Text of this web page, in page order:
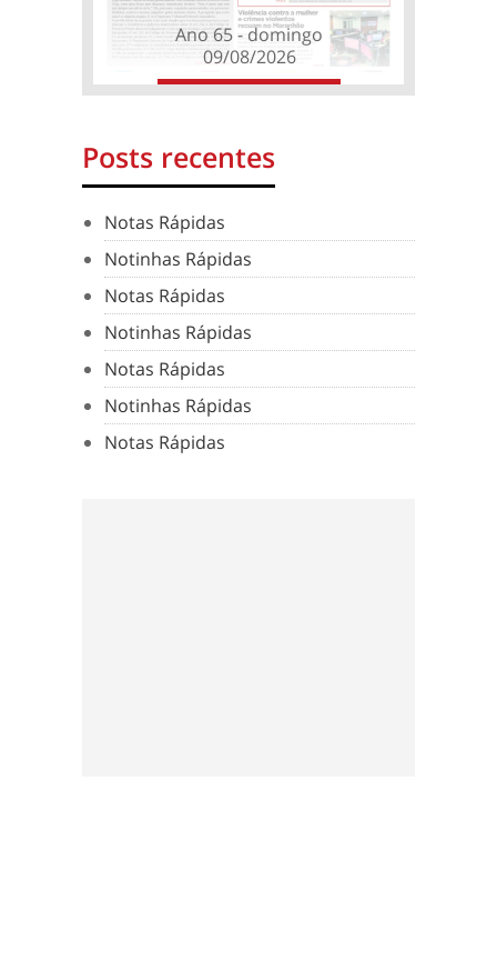
Ano 65 - domingo
09/08/2026
Posts recentes
Notas Rápidas
Notinhas Rápidas
Notas Rápidas
Notinhas Rápidas
Notas Rápidas
Notinhas Rápidas
Notas Rápidas